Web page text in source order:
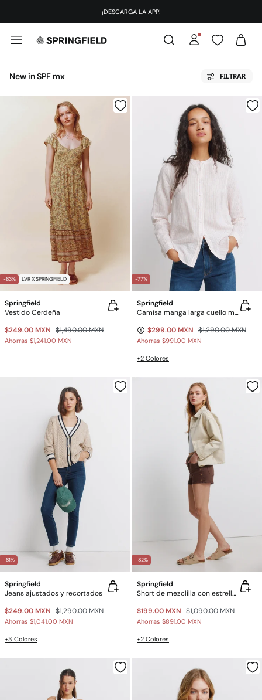
¡DESCARGA LA APP!
New in SPF mx FILTRAR
-83% LVR X SPRINGFIELD
Springfield
Vestido Cerdeña
$249.00 MXN $1,490.00 MXN
Ahorras $1,241.00 MXN
-77%
Springfield
Camisa manga larga cuello mao de lino
$299.00 MXN $1,290.00 MXN
Ahorras $991.00 MXN
+2 Colores
-81%
Springfield
Jeans ajustados y recortados
$249.00 MXN $1,290.00 MXN
Ahorras $1,041.00 MXN
+3 Colores
-82%
Springfield
Short de mezclilla con estrellas
$199.00 MXN $1,090.00 MXN
Ahorras $891.00 MXN
+2 Colores